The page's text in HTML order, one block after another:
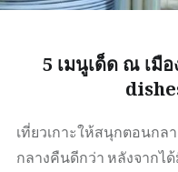
5 เมนูเด็ด ณ เมื
เที่ยวเกาะให้สนุกตอนก
กลางคืนดีกว่า หลังจากไ